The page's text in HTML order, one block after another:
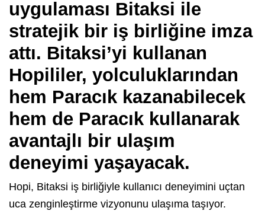
uygulaması Bitaksi ile
stratejik bir iş birliğine imza
attı. Bitaksi’yi kullanan
Hopililer, yolculuklarından
hem Paracık kazanabilecek
hem de Paracık kullanarak
avantajlı bir ulaşım
deneyimi yaşayacak.
Hopi, Bitaksi iş birliğiyle kullanıcı deneyimini uçtan
uca zenginleştirme vizyonunu ulaşıma taşıyor.